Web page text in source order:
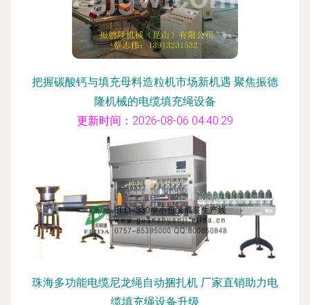
把握碳酸钙与填充母料造粒机市场新机遇 聚焦振德
隆机械的电缆填充绳设备
更新时间：2026-08-06 04:40:29
珠海多功能电缆尼龙绳自动捆扎机 厂家直销助力电
缆填充绳设备升级